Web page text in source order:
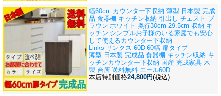
幅60cm カウンター下収納 薄型 日本製 完成
品 食器棚 キッチン収納 引出し チェスト ブ
ラウン ホワイト 奥行30cm 29.5cm 収納 キ
ッチン シンプルお子様のいる家庭でも安心
して使えるカウンター下収納
Links リンクス 60D 60幅 扉タイプ
薄型 日本製 完成品 食器棚 キッチン収納 キ
ッチンカウンター下収納 国産 完成家具 木
製 台所 送料無料 エール60D
本店特別価格24,800円(税込)